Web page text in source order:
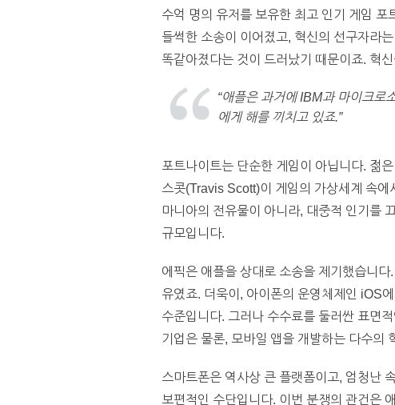
수억 명의 유저를 보유한 최고 인기 게임
들썩한 소송이 이어졌고, 혁신의 선구자라
똑같아졌다는 것이 드러났기 때문이죠. 혁
“애플은 과거에 IBM과 마이크로
에게 해를 끼치고 있죠.”
포트나이트는 단순한 게임이 아닙니다. 젊
스콧(Travis Scott)이 게임의 가상세계 속
마니아의 전유물이 아니라, 대중적 인기를
규모입니다.
에픽은 애플을 상대로 소송을 제기했습니
유였죠. 더욱이, 아이폰의 운영체제인 iOS
수준입니다. 그러나 수수료를 둘러싼 표면
기업은 물론, 모바일 앱을 개발하는 다수의
스마트폰은 역사상 큰 플랫폼이고, 엄청난
보편적인 수단입니다. 이번 분쟁의 관건은